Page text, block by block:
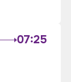
07:25